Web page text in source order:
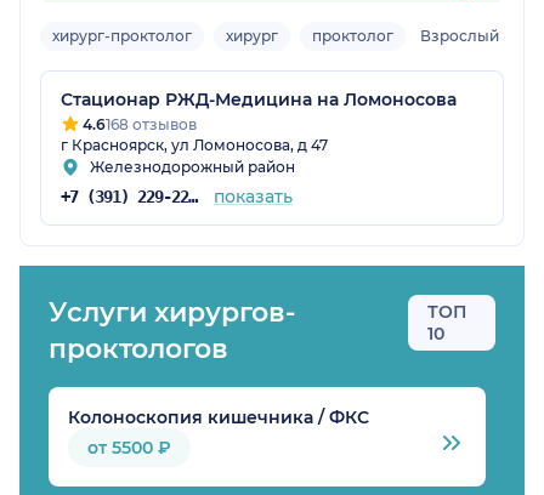
хирург-проктолог хирург проктолог Взрослый
Стационар РЖД-Медицина на Ломоносова
4.6168 отзывов
г Красноярск, ул Ломоносова, д 47
Железнодорожный район
+7 (391) 229-22-22 показать
Услуги хирургов-
проктологов
ТОП
10
Колоноскопия кишечника / ФКС
от 5500 ₽